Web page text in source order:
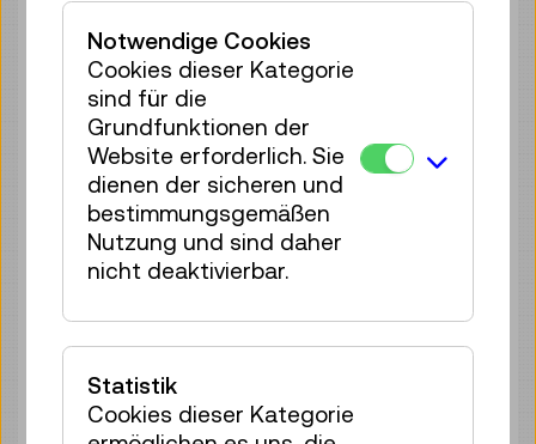
35 Plätze frei
€ 2,50
Sa 08.08. 13:00
Reservierung Kinderbereich
35 Plätze frei
€ 2,50
Sa 08.08. 14:00 –14:40
Reservierung Kinderbereich
35 Plätze frei
€ 2,50
Tickets
Sa 08.08. 15:00
15:40
Reservierung Kinderbereich
Notwendige Cookies
Cookies dieser Kategorie
sind für die
Grundfunktionen der
Website erforderlich. Sie
dienen der sicheren und
bestimmungsgemäßen
Nutzung und sind daher
nicht deaktivierbar.
Statistik
Cookies dieser Kategorie